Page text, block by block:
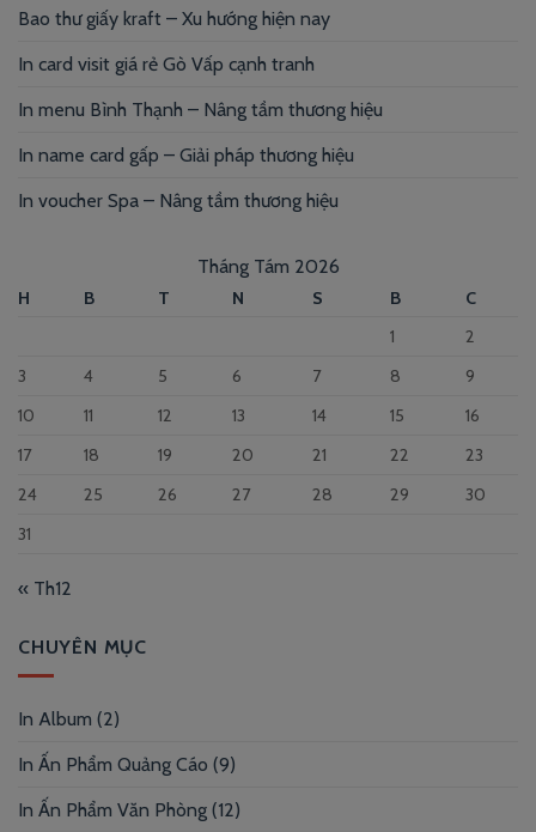
Bao thư giấy kraft – Xu hướng hiện nay
In card visit giá rẻ Gò Vấp cạnh tranh
In menu Bình Thạnh – Nâng tầm thương hiệu
In name card gấp – Giải pháp thương hiệu
In voucher Spa – Nâng tầm thương hiệu
Tháng Tám 2026
H B T N S B
C
1
2
3
4 5 6 7 8
9
10
11 12 13 14 15
16
17
18 19 20 21 22
23
24
25 26 27 28 29
30
31
« Th12
CHUYÊN MỤC
In Album (2)
In Ấn Phẩm Quảng Cáo (9)
In Ấn Phẩm Văn Phòng (12)